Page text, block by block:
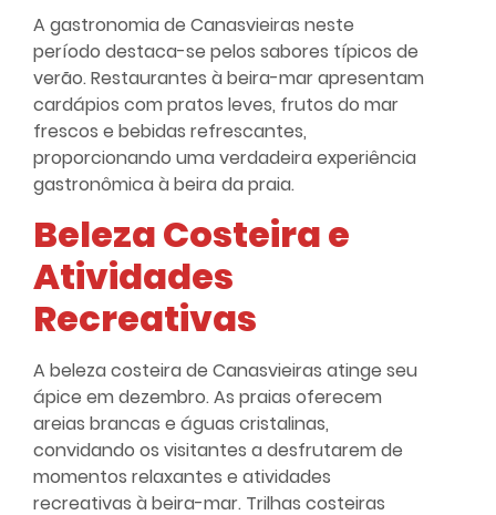
A gastronomia de Canasvieiras neste
período destaca-se pelos sabores típicos de
verão. Restaurantes à beira-mar apresentam
cardápios com pratos leves, frutos do mar
frescos e bebidas refrescantes,
proporcionando uma verdadeira experiência
gastronômica à beira da praia.
Beleza Costeira e
Atividades
Recreativas
A beleza costeira de Canasvieiras atinge seu
ápice em dezembro. As praias oferecem
areias brancas e águas cristalinas,
convidando os visitantes a desfrutarem de
momentos relaxantes e atividades
recreativas à beira-mar. Trilhas costeiras